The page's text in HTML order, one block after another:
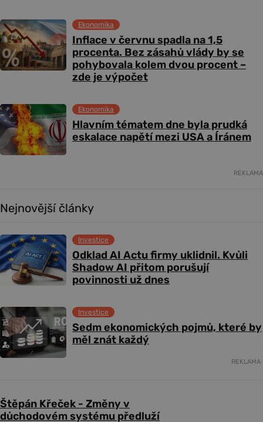
Inflace v červnu spadla na 1,5
procenta. Bez zásahů vlády by se
pohybovala kolem dvou procent –
zde je výpočet
Ekonomika
Hlavním tématem dne byla prudká
eskalace napětí mezi USA a Íránem
Ekonomika
REKLAMA
Nejnovější články
Odklad AI Actu firmy uklidnil. Kvůli
Shadow AI přitom porušují
povinnosti už dnes
Investice
Sedm ekonomických pojmů, které by
měl znát každý
Investice
REKLAMA
Štěpán Křeček - Změny v
důchodovém systému předluží